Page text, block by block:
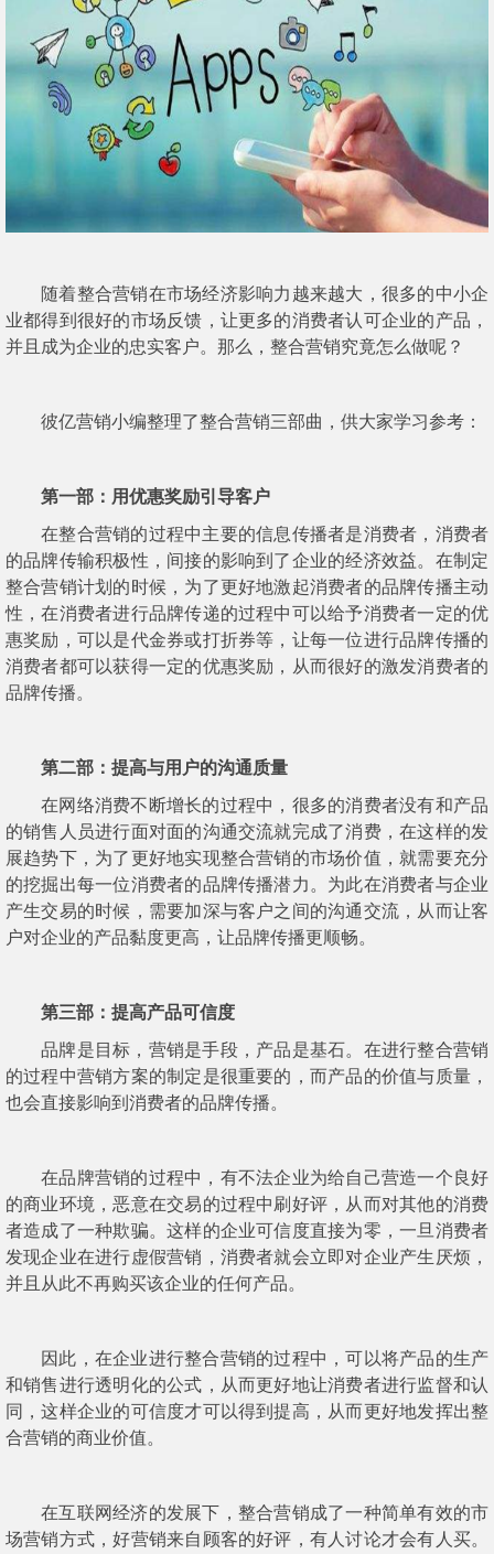
随着整合营销在市场经济影响力越来越大，很多的中小企
业都得到很好的市场反馈，让更多的消费者认可企业的产品，
并且成为企业的忠实客户。那么，整合营销究竟怎么做呢？
彼亿营销小编整理了整合营销三部曲，供大家学习参考：
第一部：用优惠奖励引导客户
在整合营销的过程中主要的信息传播者是消费者，消费者
的品牌传输积极性，间接的影响到了企业的经济效益。在制定
整合营销计划的时候，为了更好地激起消费者的品牌传播主动
性，在消费者进行品牌传递的过程中可以给予消费者一定的优
惠奖励，可以是代金券或打折券等，让每一位进行品牌传播的
消费者都可以获得一定的优惠奖励，从而很好的激发消费者的
品牌传播。
第二部：提高与用户的沟通质量
在网络消费不断增长的过程中，很多的消费者没有和产品
的销售人员进行面对面的沟通交流就完成了消费，在这样的发
展趋势下，为了更好地实现整合营销的市场价值，就需要充分
的挖掘出每一位消费者的品牌传播潜力。为此在消费者与企业
产生交易的时候，需要加深与客户之间的沟通交流，从而让客
户对企业的产品黏度更高，让品牌传播更顺畅。
第三部：提高产品可信度
品牌是目标，营销是手段，产品是基石。在进行整合营销
的过程中营销方案的制定是很重要的，而产品的价值与质量，
也会直接影响到消费者的品牌传播。
在品牌营销的过程中，有不法企业为给自己营造一个良好
的商业环境，恶意在交易的过程中刷好评，从而对其他的消费
者造成了一种欺骗。这样的企业可信度直接为零，一旦消费者
发现企业在进行虚假营销，消费者就会立即对企业产生厌烦，
并且从此不再购买该企业的任何产品。
因此，在企业进行整合营销的过程中，可以将产品的生产
和销售进行透明化的公式，从而更好地让消费者进行监督和认
同，这样企业的可信度才可以得到提高，从而更好地发挥出整
合营销的商业价值。
在互联网经济的发展下，整合营销成了一种简单有效的市
场营销方式，好营销来自顾客的好评，有人讨论才会有人买。